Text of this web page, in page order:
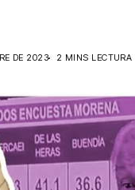
DE 2023 2 MINS LECTURA